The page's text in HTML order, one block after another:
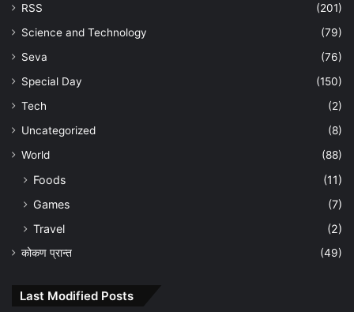
RSS
(201)
Science and Technology
(79)
Seva
(76)
Special Day
(150)
Tech
(2)
Uncategorized
(8)
World
(88)
Foods
(11)
Games
(7)
Travel
(2)
कोकण प्रान्त (49)
Last Modified Posts